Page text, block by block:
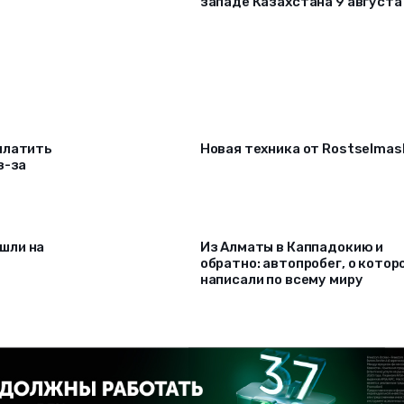
за
Новая техника от
на
Из Алматы в Каппадокию и
обратно: автопробег, о
написали по всему миру